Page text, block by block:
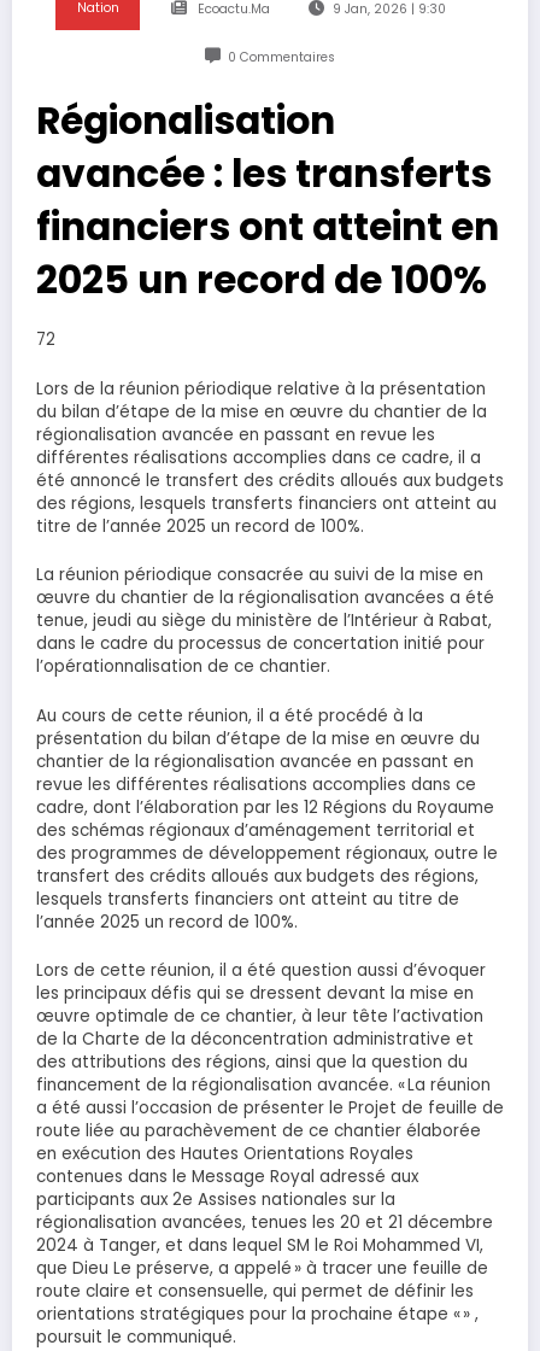
Nation Ecoactu.ma 9 Jan, 2026 | 9:30
0 Commentaires
Régionalisation
avancée : les transferts
financiers ont atteint en
2025 un record de 100%
72
Lors de la réunion périodique relative à la présentation
du bilan d’étape de la mise en œuvre du chantier de la
régionalisation avancée en passant en revue les
différentes réalisations accomplies dans ce cadre, il a
été annoncé le transfert des crédits alloués aux budgets
des régions, lesquels transferts financiers ont atteint au
titre de l’année 2025 un record de 100%.
La réunion périodique consacrée au suivi de la mise en
œuvre du chantier de la régionalisation avancées a été
tenue, jeudi au siège du ministère de l’Intérieur à Rabat,
dans le cadre du processus de concertation initié pour
l’opérationnalisation de ce chantier.
Au cours de cette réunion, il a été procédé à la
présentation du bilan d’étape de la mise en œuvre du
chantier de la régionalisation avancée en passant en
revue les différentes réalisations accomplies dans ce
cadre, dont l’élaboration par les 12 Régions du Royaume
des schémas régionaux d’aménagement territorial et
des programmes de développement régionaux, outre le
transfert des crédits alloués aux budgets des régions,
lesquels transferts financiers ont atteint au titre de
l’année 2025 un record de 100%.
Lors de cette réunion, il a été question aussi d’évoquer
les principaux défis qui se dressent devant la mise en
œuvre optimale de ce chantier, à leur tête l’activation
de la Charte de la déconcentration administrative et
des attributions des régions, ainsi que la question du
financement de la régionalisation avancée. « La réunion
a été aussi l’occasion de présenter le Projet de feuille de
route liée au parachèvement de ce chantier élaborée
en exécution des Hautes Orientations Royales
contenues dans le Message Royal adressé aux
participants aux 2e Assises nationales sur la
régionalisation avancées, tenues les 20 et 21 décembre
2024 à Tanger, et dans lequel SM le Roi Mohammed VI,
que Dieu Le préserve, a appelé » à tracer une feuille de
route claire et consensuelle, qui permet de définir les
orientations stratégiques pour la prochaine étape « » ,
poursuit le communiqué.